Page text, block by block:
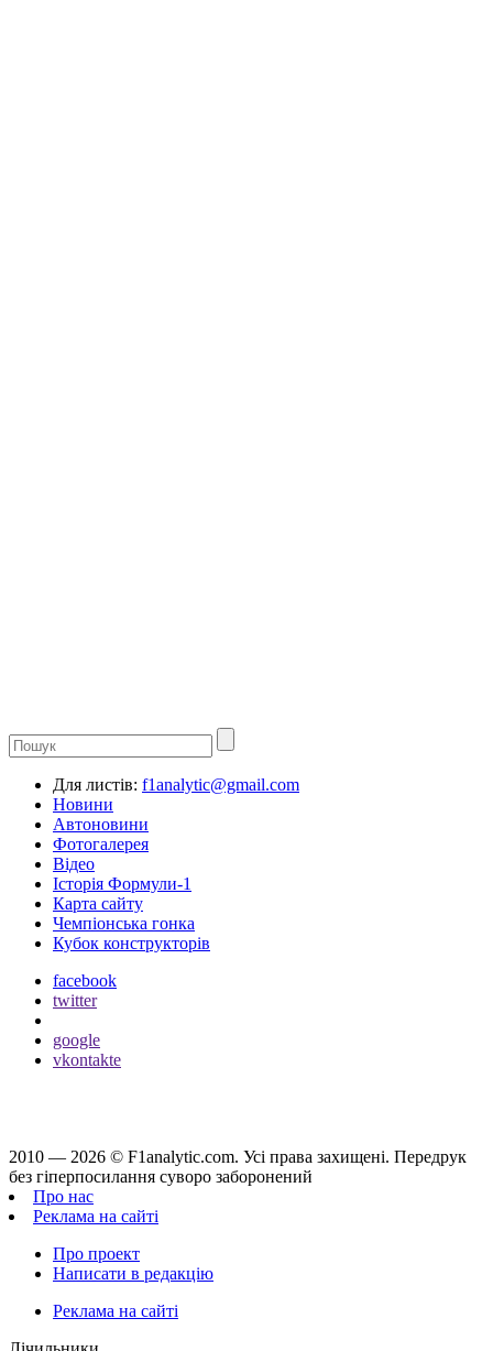
Для листів: f1analytic@gmail.com
Новини
Автоновини
Фотогалерея
Відео
Історія Формули-1
Карта сайту
Чемпіонська гонка
Кубок конструкторів
facebook
twitter
google
vkontakte
2010 — 2026 © F1analytic.com. Усi права захищенi. Передрук
без гіперпосилання суворо заборонений
Про нас
Реклама на сайті
Про проект
Написати в редакцію
Реклама на сайті